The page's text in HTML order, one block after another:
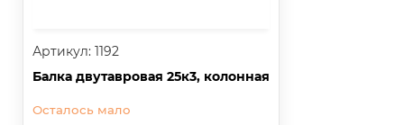
Артикул: 1192
Балка двутавровая 25к3, колонная
Осталось мало